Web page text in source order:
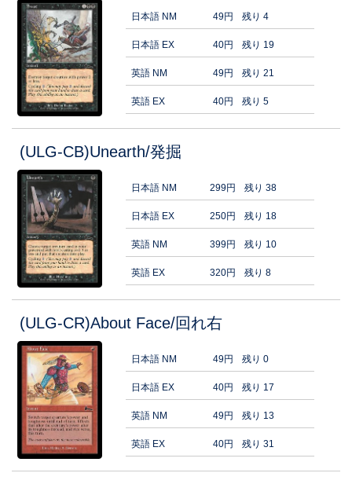
日本語 NM 49円 残り 4
日本語 EX 40円 残り 19
英語 NM 49円 残り 21
英語 EX 40円 残り 5
(ULG-CB)Unearth/発掘
日本語 NM 299円 残り 38
日本語 EX 250円 残り 18
英語 NM 399円 残り 10
英語 EX 320円 残り 8
(ULG-CR)About Face/回れ右
日本語 NM 49円 残り 0
日本語 EX 40円 残り 17
英語 NM 49円 残り 13
英語 EX 40円 残り 31